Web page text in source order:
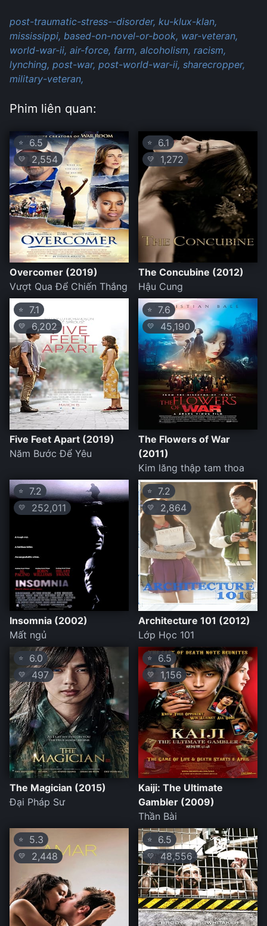
post-traumatic-stress--disorder, ku-klux-klan,
mississippi, based-on-novel-or-book, war-veteran,
world-war-ii, air-force, farm, alcoholism, racism,
lynching, post-war, post-world-war-ii, sharecropper,
military-veteran,
Phim liên quan:
⭐ 6.5
💛 2,554
Overcomer (2019)
Vượt Qua Để Chiến Thắng
⭐ 6.1
💛 1,272
The Concubine (2012)
Hậu Cung
⭐ 7.1
💛 6,202
Five Feet Apart (2019)
Năm Bước Để Yêu
⭐ 7.6
💛 45,190
The Flowers of War
(2011)
Kim lăng thập tam thoa
⭐ 7.2
💛 252,011
Insomnia (2002)
Mất ngủ
⭐ 7.2
💛 2,864
Architecture 101 (2012)
Lớp Học 101
⭐ 6.0
💛 497
The Magician (2015)
Đại Pháp Sư
⭐ 6.5
💛 1,156
Kaiji: The Ultimate
Gambler (2009)
Thần Bài
⭐ 5.3
💛 2,448
⭐ 6.5
💛 48,556